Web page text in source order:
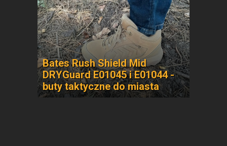
Bates Rush Shield Mid
DRYGuard E01045 i E01044 -
buty taktyczne do miasta